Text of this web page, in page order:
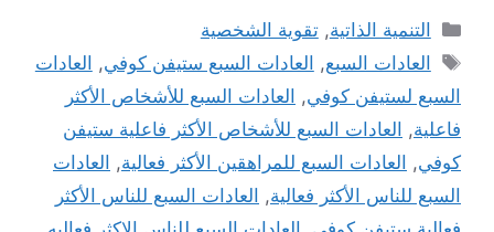
التصنيفات
التنمية الذاتية,تقوية الشخصية
الوسوم
العادات السبع, العادات السبع ستيفن كوفي, العادات
السبع لستيفن كوفي, العادات السبع للأشخاص الأكثر
فاعلية, العادات السبع للأشخاص الأكثر فاعلية ستيفن
كوفي, العادات السبع للمراهقين الأكثر فعالية, العادات
السبع للناس الأكثر فعالية, العادات السبع للناس الأكثر